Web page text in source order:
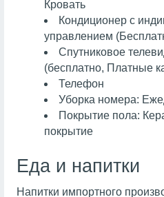
Кровать
Кондиционер с
управлением
Спутниковое
(бесплатно, Платные
Телефон
Уборка номера:
Покрытие пола:
покрытие
Еда и напитки
Напитки импортного